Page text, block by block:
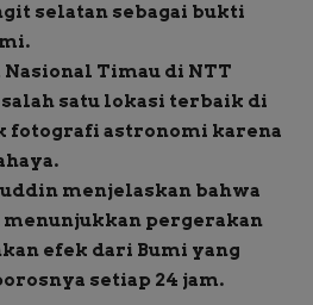
selatan sebagai bukti
Timau di NTT
satu lokasi terbaik di
fotografi astronomi karena
menjelaskan bahwa
pergerakan
efek dari Bumi yang
setiap 24 jam.